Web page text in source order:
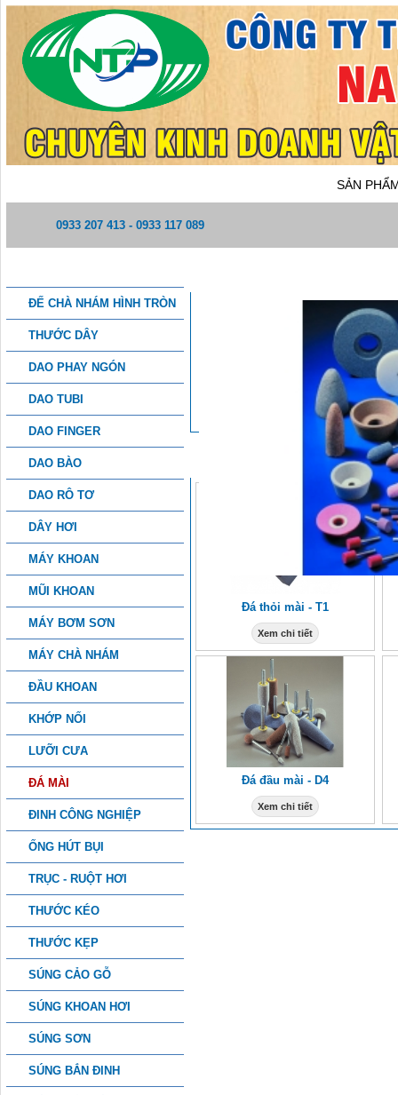
SẢN
0933 207 413 - 0933 117 089
ĐẾ CHÀ NHÁM HÌNH TRÒN
THƯỚC DÂY
DAO PHAY NGÓN
DAO TUBI
DAO FINGER
DAO BÀO
DAO RÔ TƠ
DÂY HƠI
MÁY KHOAN
MŨI KHOAN
MÁY BƠM SƠN
MÁY CHÀ NHÁM
ĐẦU KHOAN
KHỚP NỐI
LƯỠI CƯA
ĐÁ MÀI
ĐINH CÔNG NGHIỆP
ỐNG HÚT BỤI
TRỤC - RUỘT HƠI
THƯỚC KÉO
THƯỚC KẸP
SÚNG CẢO GỖ
SÚNG KHOAN HƠI
SÚNG SƠN
SÚNG BẮN ĐINH
THÔNG TIN CHI TIẾT
Đá thỏi mài - T1
Xem chi tiết
Đá đầu mài - D4
Xem chi tiết